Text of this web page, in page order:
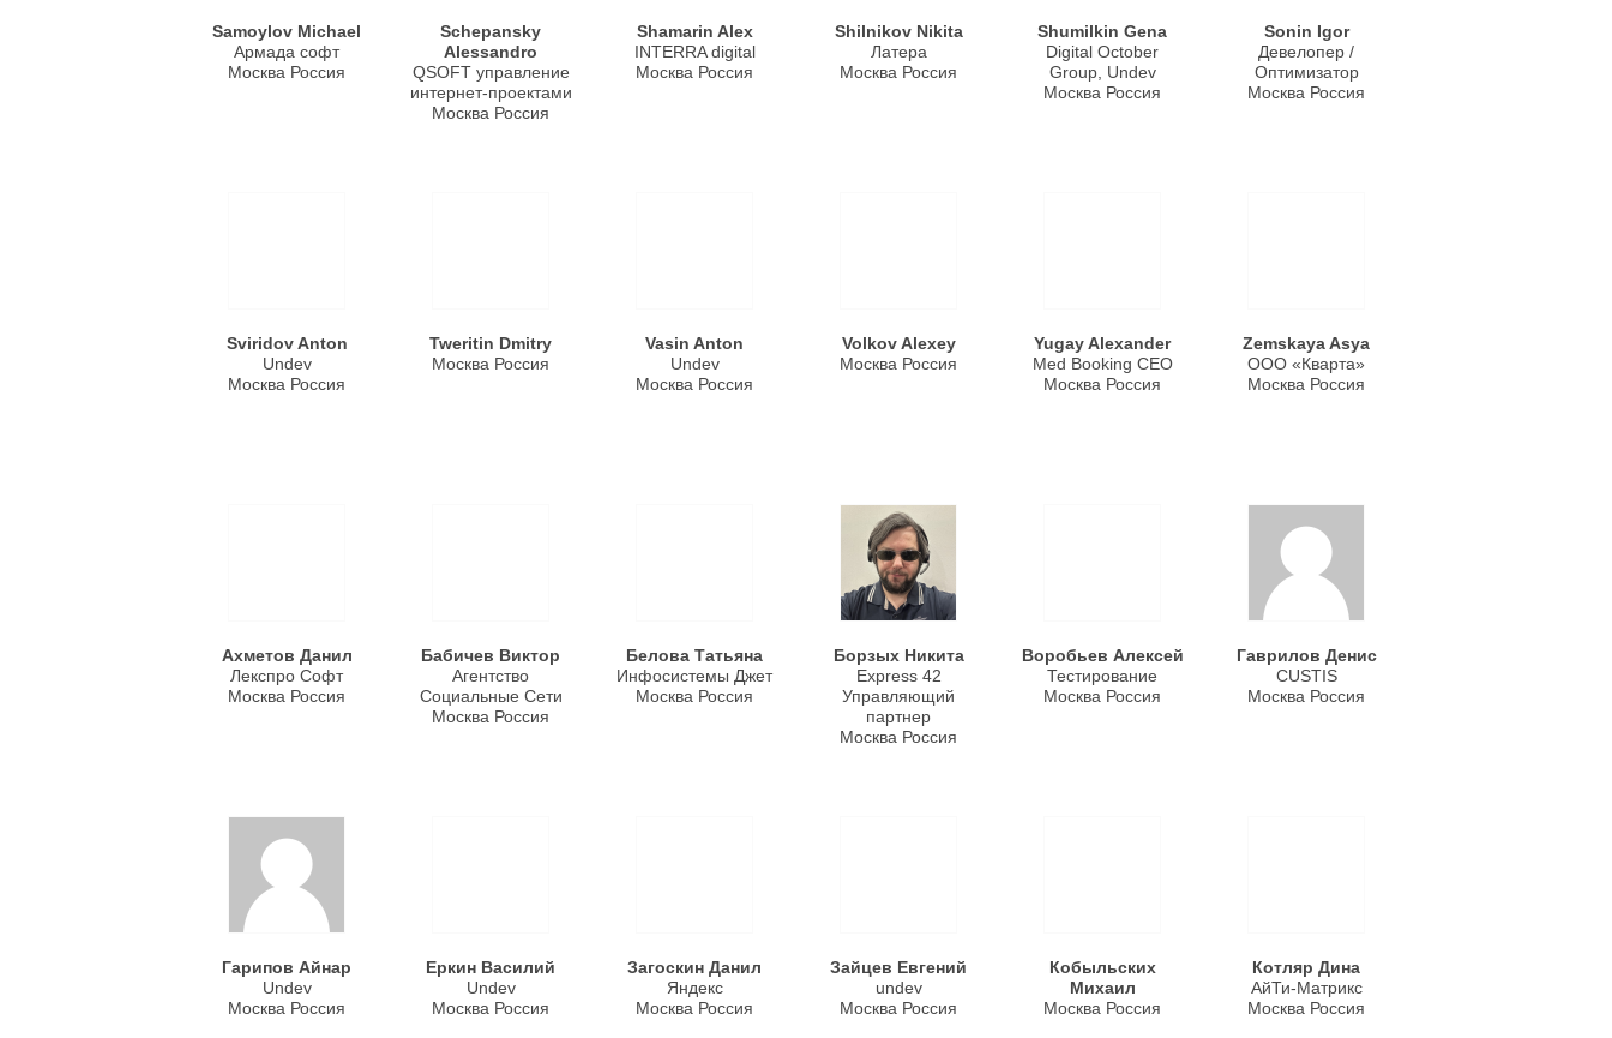
Samoylov Michael
Армада софт
Москва Россия
Schepansky
Alessandro
QSOFT управление
интернет-проектами
Москва Россия
Shamarin Alex
INTERRA digital
Москва Россия
Shilnikov Nikita
Латера
Москва Россия
Shumilkin Gena
Digital October
Group, Undev
Москва Россия
Sonin Igor
Девелопер /
Оптимизатор
Москва Россия
Sviridov Anton
Undev
Москва Россия
Tweritin Dmitry
Москва Россия
Vasin Anton
Undev
Москва Россия
Volkov Alexey
Москва Россия
Yugay Alexander
Med Booking CEO
Москва Россия
Zemskaya Asya
ООО «Кварта»
Москва Россия
Ахметов Данил
Лекспро Софт
Москва Россия
Бабичев Виктор
Агентство
Социальные Сети
Москва Россия
Белова Татьяна
Инфосистемы Джет
Москва Россия
Борзых Никита
Express 42
Управляющий
партнер
Москва Россия
Воробьев Алексей
Тестирование
Москва Россия
Гаврилов Денис
CUSTIS
Москва Россия
Гарипов Айнар
Undev
Москва Россия
Еркин Василий
Undev
Москва Россия
Загоскин Данил
Яндекс
Москва Россия
Зайцев Евгений
undev
Москва Россия
Кобыльских
Михаил
Москва Россия
Котляр Дина
АйТи-Матрикс
Москва Россия